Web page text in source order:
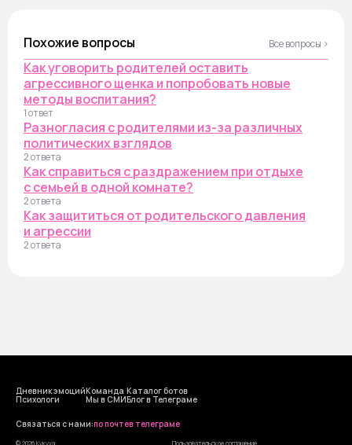
Похожие вопросы Все вопросы ›
Как уговорить родителей оставить
агрессивного щенка и попробовать новые
методы воспитания?
1 ответ
Разногласия с родителями из-за различных
политических взглядов
2 ответа
Как справиться с раздражением при отдыхе
с семьей в одной комнате?
2 ответа
Как защититься от родительского давления
и агрессии
2 ответа
Дневник эмоций
Психологи
Команда
Мы в СМИ
Каталог ботов
Блог в Телеграме
Cвязаться с нами:по почтев телеграме
© 2026 Кукуха Пользовательское соглашение